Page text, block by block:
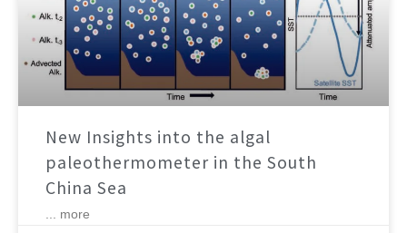
New Insights into the algal
paleothermometer in the South
China Sea
... more